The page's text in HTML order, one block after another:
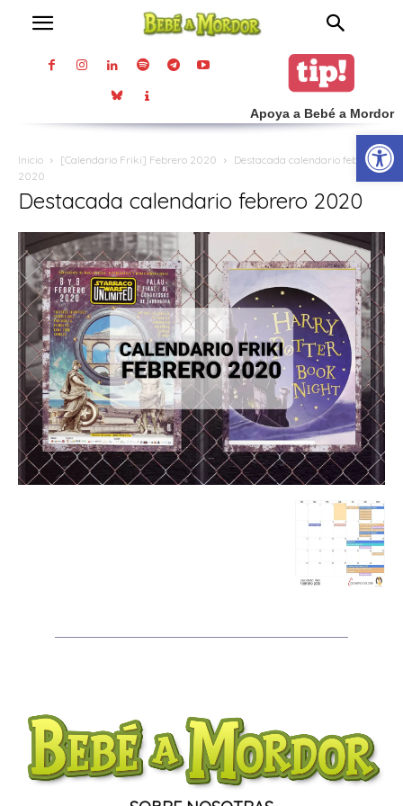
Apoya a Bebé a Mordor
Inicio [Calendario Friki] Febrero 2020
Destacada calendario febrero
2020
Destacada calendario febrero 2020